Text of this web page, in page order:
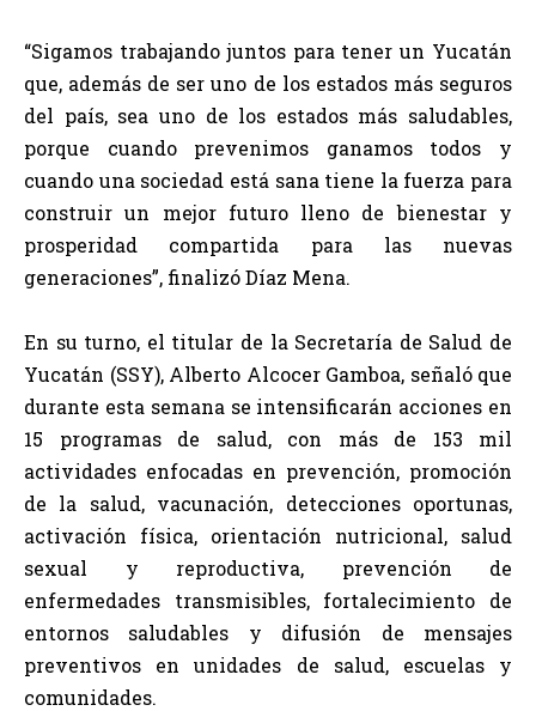
“Sigamos trabajando juntos para tener un Yucatán
que, además de ser uno de los estados más seguros
del país, sea uno de los estados más saludables,
porque cuando prevenimos ganamos todos y
cuando una sociedad está sana tiene la fuerza para
construir un mejor futuro lleno de bienestar y
prosperidad compartida para las nuevas
generaciones”, finalizó Díaz Mena.
En su turno, el titular de la Secretaría de Salud de
Yucatán (SSY), Alberto Alcocer Gamboa, señaló que
durante esta semana se intensificarán acciones en
15 programas de salud, con más de 153 mil
actividades enfocadas en prevención, promoción
de la salud, vacunación, detecciones oportunas,
activación física, orientación nutricional, salud
sexual y reproductiva, prevención de
enfermedades transmisibles, fortalecimiento de
entornos saludables y difusión de mensajes
preventivos en unidades de salud, escuelas y
comunidades.